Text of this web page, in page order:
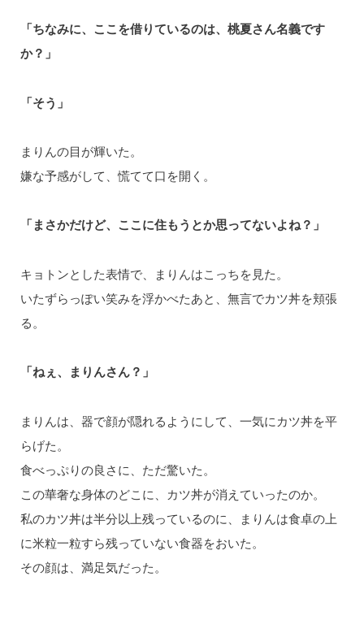
「ちなみに、ここを借りているのは、桃夏さん名義です
か？」
「そう」
まりんの目が輝いた。
嫌な予感がして、慌てて口を開く。
「まさかだけど、ここに住もうとか思ってないよね？」
キョトンとした表情で、まりんはこっちを見た。
いたずらっぽい笑みを浮かべたあと、無言でカツ丼を頬張
る。
「ねぇ、まりんさん？」
まりんは、器で顔が隠れるようにして、一気にカツ丼を平
らげた。
食べっぷりの良さに、ただ驚いた。
この華奢な身体のどこに、カツ丼が消えていったのか。
私のカツ丼は半分以上残っているのに、まりんは食卓の上
に米粒一粒すら残っていない食器をおいた。
その顔は、満足気だった。